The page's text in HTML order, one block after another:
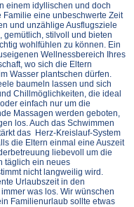
einem idyllischen und doch
eine unbeschwerte Zeit
und unzählige Ausflugsziele
gemütlich, stilvoll und bieten
wohlfühlen zu können. Ein
Wellnessbereich Ihres
wo sich die Eltern
Wasser plantschen dürfen.
baumeln lassen und sich
Chillmöglichkeiten, die ideal
einfach nur um die
Massagen werden geboten,
los. Auch das Schwimmen
das Herz-Kreislauf-System
die Eltern einmal eine Auszeit
liebevoll um die
täglich ein neues
nicht langweilig wird.
Urlaubszeit in den
was los. Wir wünschen
Familienurlaub sollte etwas